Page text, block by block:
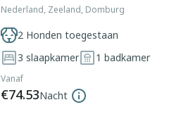
Nederland, Zeeland, Domburg
2 Honden toegestaan
3 slaapkamer 1 badkamer
Vanaf
€74.53Nacht